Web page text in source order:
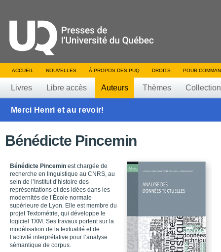
ACCUEIL NOUVELLES À PROPOS DES PUQ DROITS POUR
Livres Libre accès Auteurs Thèmes
Merci Henri et au revoir!
Bénédicte Pincemin
Bénédicte Pincemin est chargée de
recherche en linguistique au CNRS, au
sein de l’Institut d’histoire des
représentations et des idées dans les
modernités de l’École normale
supérieure de Lyon. Elle est membre du
projet Textométrie, qui développe le
logiciel TXM. Ses travaux portent sur la
modélisation de la textualité et de
l’activité interprétative pour l’analyse
sémantique de corpus.